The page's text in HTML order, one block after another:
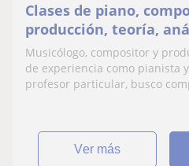
Clases de piano,
producción, teoría,
musical
Musicólogo, compositor y
de experiencia como pianista
profesor particular, busco
ver más